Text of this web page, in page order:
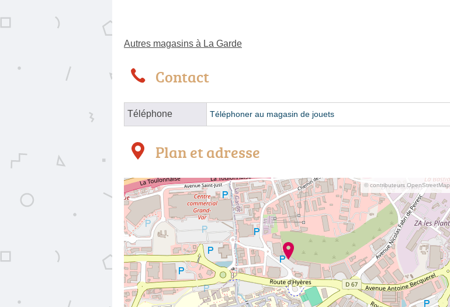
Autres magasins à La Garde
Contact
Téléphone Téléphoner au magasin de jouets
Plan et adresse
© contributeurs OpenStreetMap